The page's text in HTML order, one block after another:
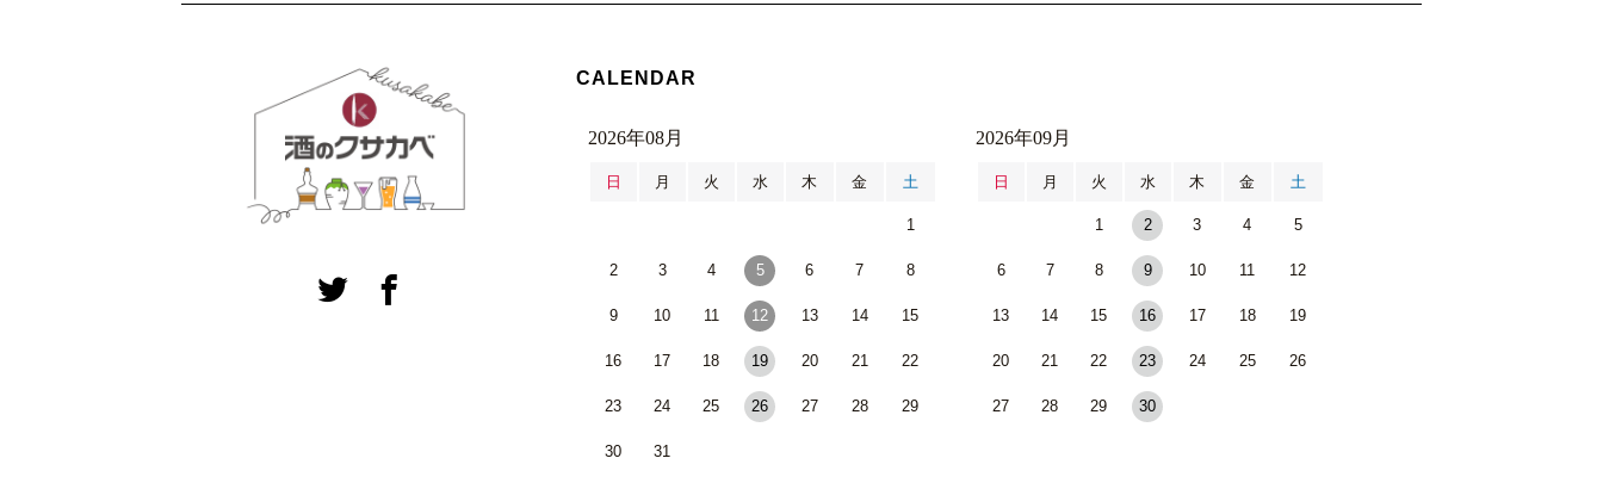
CALENDAR
2026年08月
日 月 火 水 木 金 土
1
2 3 4 5 6 7 8
9 10 11 12 13 14 15
16 17 18 19 20 21 22
23 24 25 26 27 28 29
30 31
2026年09月
日 月 火 水 木 金 土
1 2 3 4 5
6 7 8 9 10 11 12
13 14 15 16 17 18 19
20 21 22 23 24 25 26
27 28 29 30